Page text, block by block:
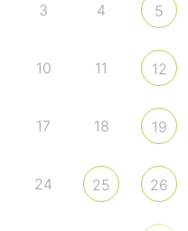
3 4 5
10 11 12
17 18 19
24 25 26